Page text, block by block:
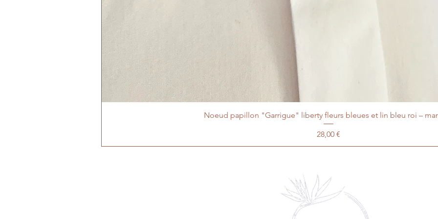
Noeud papillon "Garrigue" liberty fleurs bleues et lin bleu roi –
Prix
28,00 €